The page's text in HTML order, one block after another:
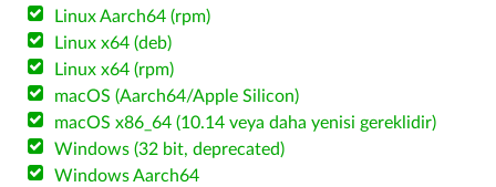
Linux Aarch64 (rpm)
Linux x64 (deb)
Linux x64 (rpm)
macOS (Aarch64/Apple Silicon)
macOS x86_64 (10.14 veya daha yenisi gereklidir)
Windows (32 bit, deprecated)
Windows Aarch64